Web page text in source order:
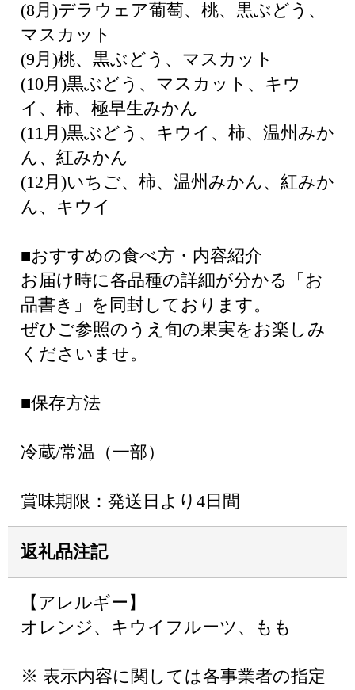
(8月)デラウェア葡萄、桃、黒ぶどう、
マスカット
(9月)桃、黒ぶどう、マスカット
(10月)黒ぶどう、マスカット、キウ
イ、柿、極早生みかん
(11月)黒ぶどう、キウイ、柿、温州みか
ん、紅みかん
(12月)いちご、柿、温州みかん、紅みか
ん、キウイ
■おすすめの食べ方・内容紹介
お届け時に各品種の詳細が分かる「お
品書き」を同封しております。
ぜひご参照のうえ旬の果実をお楽しみ
くださいませ。
■保存方法
冷蔵/常温（一部）
賞味期限：発送日より4日間
返礼品注記
【アレルギー】
オレンジ、キウイフルーツ、もも
※ 表示内容に関しては各事業者の指定